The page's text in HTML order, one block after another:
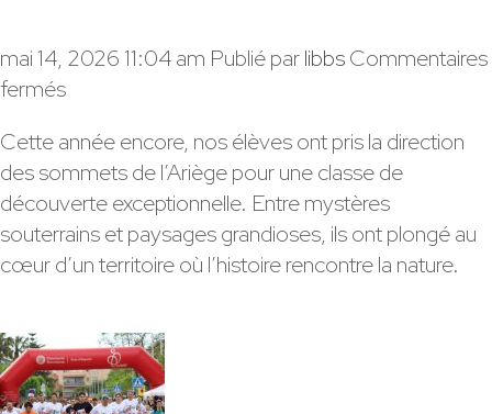
mai 14, 2026 11:04 am Publié parlibbsCommentaires
ferméssur
:
une
parenthèse
hors
du
pour
nos
CE2
Cette année encore, nos élèves ont pris la direction
des sommets de l’Ariège pour une classe de
découverte exceptionnelle. Entre mystères
souterrains et paysages grandioses, ils ont plongé au
cœur d’un territoire où l’histoire rencontre la nature.